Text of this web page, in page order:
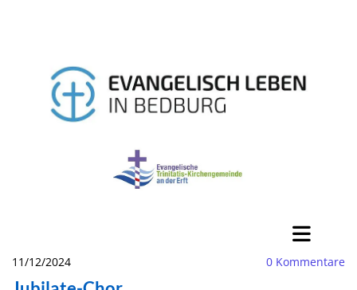
11/12/2024 0 Kommentare